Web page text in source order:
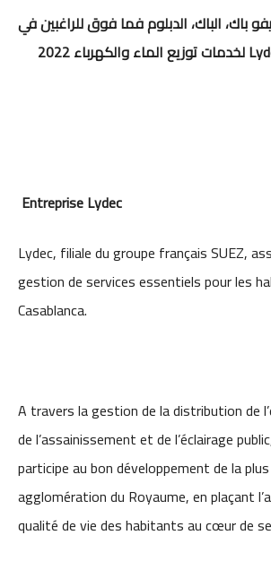
باك، الباك، الدبلوم فما فوق للراغبين في
EntrepriseLydec
Lydec, filiale du groupe français SUEZ,
gestion de services essentiels pour les
Casablanca.
A travers la gestion de la distribution de
de l’assainissement et de l’éclairage
participe au bon développement de la
agglomération du Royaume, en plaçant
qualité de vie des habitants au cœur de